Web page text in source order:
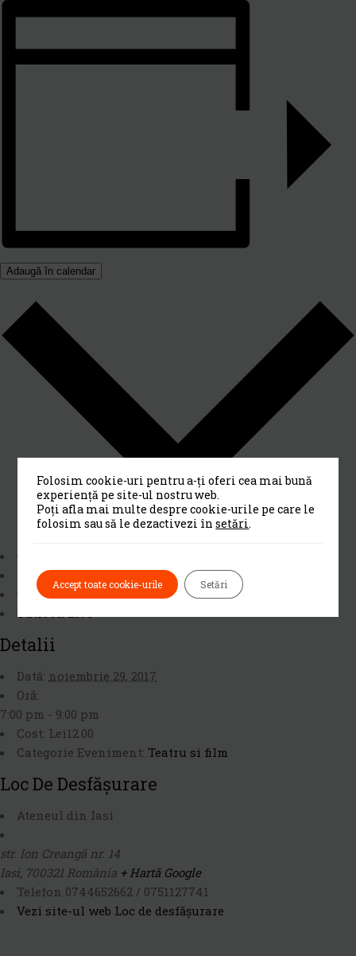
Adaugă în calendar
iCalendar
Outlook 365
Detalii
Dată: noiembrie 29, 2017
Oră:
7:00 pm - 9:00 pm
Cost: Lei12.00
Categorie Eveniment: Teatru si film
Loc De Desfășurare
Ateneul din Iasi
str. Ion Creangă nr. 14
Iasi, 700321 România + Hartă Google
Telefon 0744652662 / 0751127741
Vezi site-ul web Loc de desfășurare
Folosim cookie-uri pentru a-ți oferi cea mai bună
experiență pe site-ul nostru web.
Poți afla mai multe despre cookie-urile pe care le
folosim sau să le dezactivezi însetări.
Accept toate cookie-urile Setări